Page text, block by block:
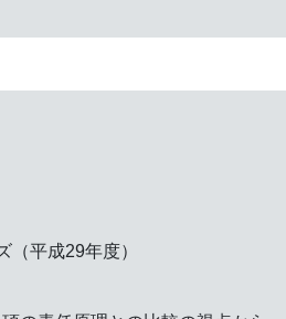
平成29年度）